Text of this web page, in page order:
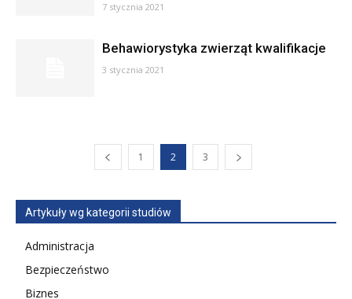
7 stycznia 2021
Behawiorystyka zwierząt kwalifikacje
3 stycznia 2021
1 2 3
Artykuły wg kategorii studiów
Administracja
Bezpieczeństwo
Biznes